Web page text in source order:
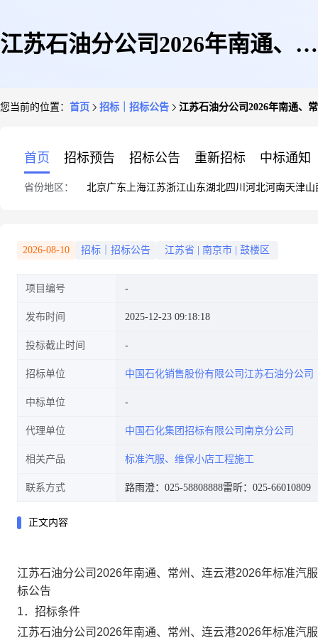
江苏石油分公司2026年南通、常
标段(框架协议)招标公告
您当前的位置： 首页 招标｜招标公告 江苏石油分公司2026年南通、
首页 招标预告 招标公告 重新招标 中标通知
省份地区： 北京广东 上海江苏浙江山东湖北四川 河北河南天津山
2026-08-10 招标｜招标公告 江苏省 南京市 鼓楼区
项目编号
发布时间 2025-12-23 09:18:18
投标截止时间
招标单位 中国石化销售股份有限公司江苏石油分公司
中标单位
代理单位 中国石化集团招标有限公司南京分公司
相关产品 标准汽服、维保小店工程施工
联系方式 路雨澄：025-58808888雷昕：025-66010809
正文内容
江苏石油分公司2026年南通、常州、连云港2026年标准汽
标公告
1． 招标条件
江苏石油分公司2026年南通、常州、连云港2026年标准汽